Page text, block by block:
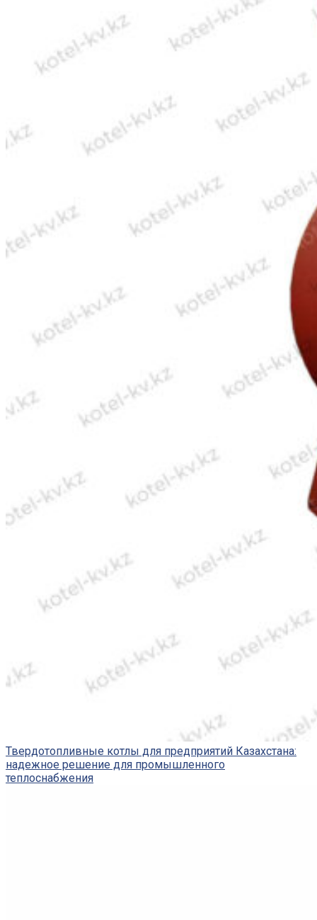
Твердотопливные котлы для предприятий Казахстана:
надежное решение для промышленного
теплоснабжения